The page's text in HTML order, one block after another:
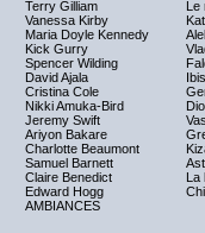
Terry Gilliam
Le
Vanessa Kirby
Maria Doyle Kennedy
Kick Gurry
Spencer Wilding
David Ajala
Ibis
Cristina Cole
Nikki Amuka-Bird
Jeremy Swift
Ariyon Bakare
Charlotte Beaumont
Samuel Barnett
Claire Benedict
La
Edward Hogg
AMBIANCES